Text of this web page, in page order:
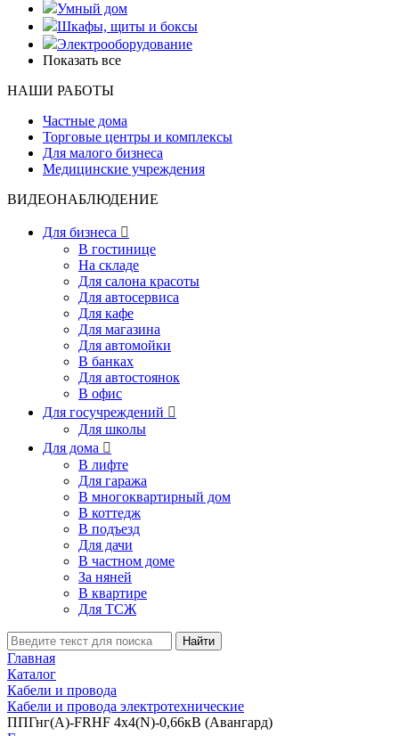
Умный дом
Шкафы, щиты и боксы
Электрооборудование
Показать все
НАШИ РАБОТЫ
Частные дома
Торговые центры и комплексы
Для малого бизнеса
Медицинские учреждения
ВИДЕОНАБЛЮДЕНИЕ
Для бизнеса 
В гостинице
На складе
Для салона красоты
Для автосервиса
Для кафе
Для магазина
Для автомойки
В банках
Для автостоянок
В офис
Для госучреждений 
Для школы
Для дома 
В лифте
Для гаража
В многоквартирный дом
В коттедж
В подъезд
Для дачи
В частном доме
За няней
В квартире
Для ТСЖ
Найти
Главная
Каталог
Кабели и провода
Кабели и провода электротехнические
ППГнг(А)-FRHF 4х4(N)-0,66кВ (Авангард)